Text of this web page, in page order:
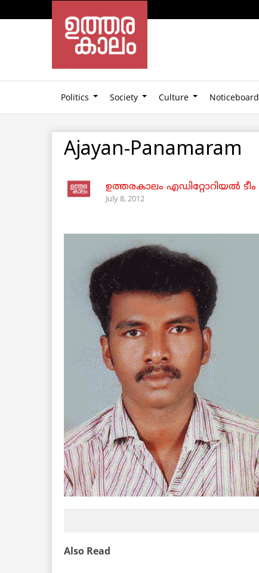
Politics Society Culture Noticeboard
Ajayan-Panamaram
ഉത്തരകാലം എഡിറ്റോറിയല്‍ ടീം
July 8, 2012
Also Read